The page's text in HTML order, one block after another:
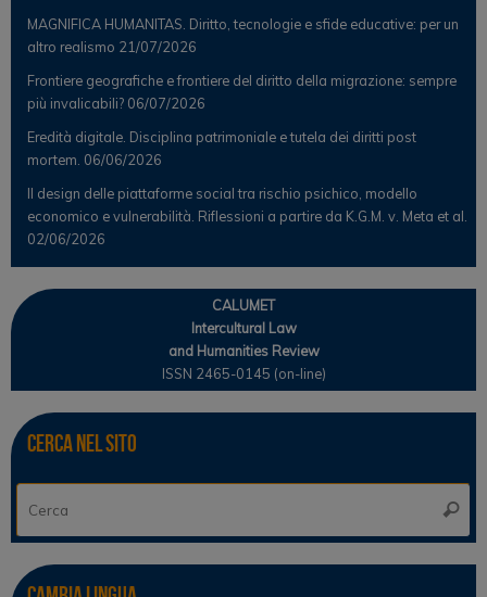
MAGNIFICA HUMANITAS. Diritto, tecnologie e sfide educative: per un
altro realismo 21/07/2026
Frontiere geografiche e frontiere del diritto della migrazione: sempre
più invalicabili? 06/07/2026
Eredità digitale. Disciplina patrimoniale e tutela dei diritti post
mortem. 06/06/2026
Il design delle piattaforme social tra rischio psichico, modello
economico e vulnerabilità. Riflessioni a partire da K.G.M. v. Meta et al.
02/06/2026
CALUMET
Intercultural Law
and Humanities Review
ISSN 2465-0145 (on-line)
Cerca nel sito
Cerca